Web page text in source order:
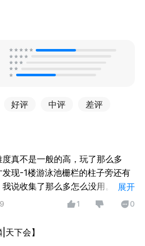
好评 中评 差评
度真不是一般的高，玩了那么多
发现-1楼游泳池栅栏的柱子旁还有
说收集了那么多怎么没用。挺期
知道什么时候更新？
展开
1 0
下会】